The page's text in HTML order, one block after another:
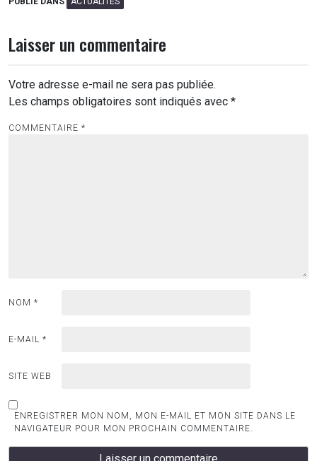
Laisser un commentaire
Votre adresse e-mail ne sera pas publiée.
Les champs obligatoires sont indiqués avec *
COMMENTAIRE *
NOM *
E-MAIL *
SITE WEB
ENREGISTRER MON NOM, MON E-MAIL ET MON SITE DANS LE
NAVIGATEUR POUR MON PROCHAIN COMMENTAIRE.